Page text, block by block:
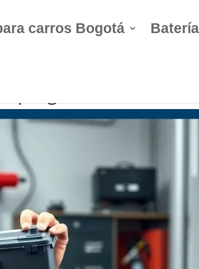
carros Bogotá
el radio